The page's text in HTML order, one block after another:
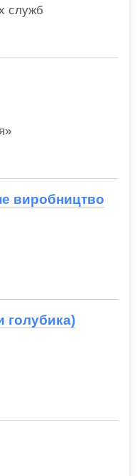
служб
виробництво
голубика)